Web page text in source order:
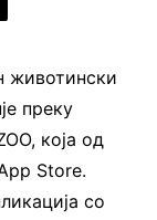
животински
преку
која од
Store.
со